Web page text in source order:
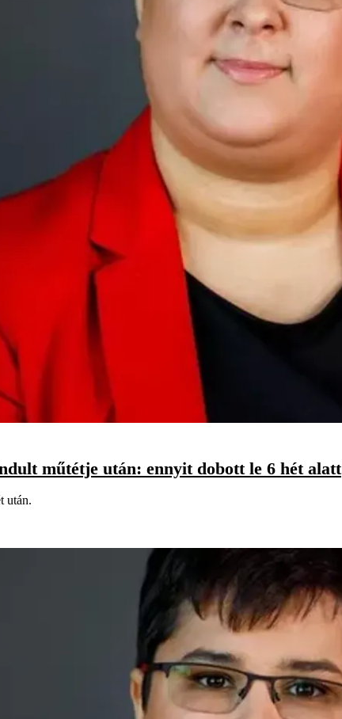
műtétje után: ennyit dobott le 6 hét alatt
után.